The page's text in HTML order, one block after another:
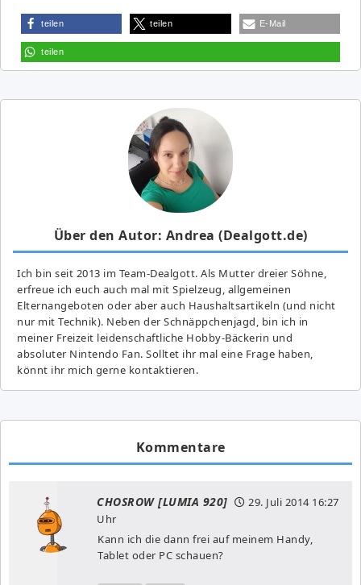
teilen teilen E-Mail
teilen
Über den Autor: Andrea (Dealgott.de)
Ich bin seit 2013 im Team-Dealgott. Als Mutter dreier Söhne,
erfreue ich euch auch mal mit Spielzeug, allgemeinen
Elternangeboten oder aber auch Haushaltsartikeln (und nicht
nur mit Technik). Neben der Schnäppchenjagd, bin ich in
meiner Freizeit leidenschaftliche Hobby-Bäckerin und
absoluter Nintendo Fan. Solltet ihr mal eine Frage haben,
könnt ihr mich gerne kontaktieren.
Kommentare
CHOSROW [LUMIA 920] 29. Juli 201416:27
Uhr
Kann ich die dann frei auf meinem Handy,
Tablet oder PC schauen?